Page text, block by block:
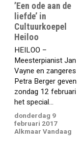
’Een ode aan de
liefde’ in
Cultuurkoepel
Heiloo
HEILOO –
Meesterpianist Jan
Vayne en zangeres
Petra Berger geven
zondag 12 februari
het special...
donderdag 9
februari 2017
Alkmaar Vandaag